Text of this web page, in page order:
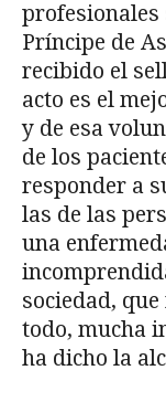
Príncipe de
recibido el
acto es el
y de esa
de los
responder a
las de las
una
sociedad,
todo, mucha
ha dicho la